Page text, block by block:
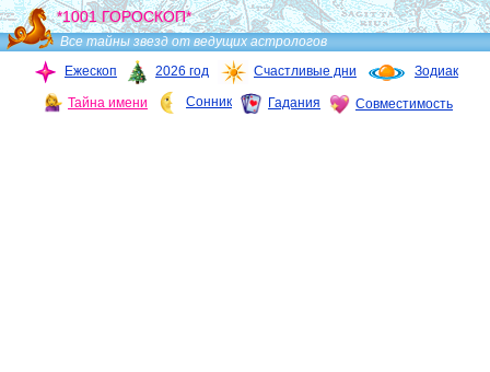
*1001 ГОРОСКОП*
Все тайны звезд от ведущих астрологов
Ежескоп
2026 год Счастливые дни Зодиак
Тайна имени Сонник Гадания Совместимость